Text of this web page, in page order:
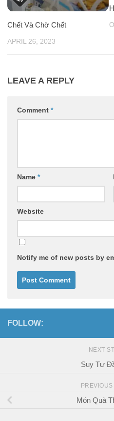
Chết Và Chờ Chết
APRIL 26, 2023
LEAVE A REPLY
Comment *
Name *
Website
Notify me of new posts by
FOLLOW:
NEXT
Suy Tư
Món Quà